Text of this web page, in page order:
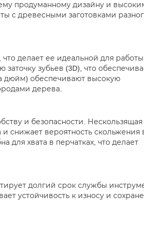
продуманному дизайну и
с древесными заготовками
делает ее идеальной для
зубьев (3D), что
дюйм) обеспечивают высокую
дерева.
и безопасности. Нескользящая
снижает вероятность скольжения
для хвата в перчатках, что делает
долгий срок службы
устойчивость к износу и